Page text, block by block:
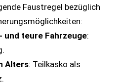
Faustregel bezüglich
und teure Fahrzeuge:
Alters: Teilkasko als